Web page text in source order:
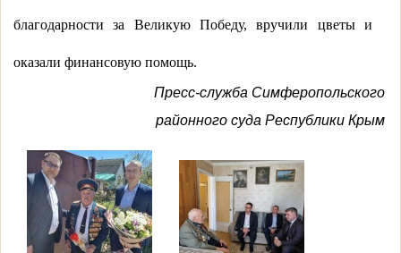
благодарности за Великую Победу, вручили цветы и
оказали финансовую помощь.
Пресс-служба Симферопольского
районного суда Республики Крым